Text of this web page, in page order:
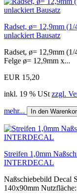
Radset, ø= 12,9mm
unlackiert Bausatz
Radset, ø= 12,9mm
Felge ø= 12,9mm x...
EUR 15,20
inkl. 19 % USt zzgl.
mehr... In den
Streifen 1,0mm
INTERDECAL
Naßschiebebild Decal
140x90mm